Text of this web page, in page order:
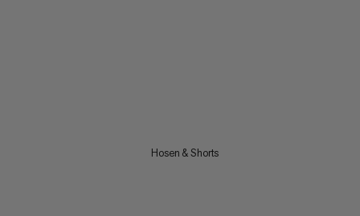
Hosen & Shorts